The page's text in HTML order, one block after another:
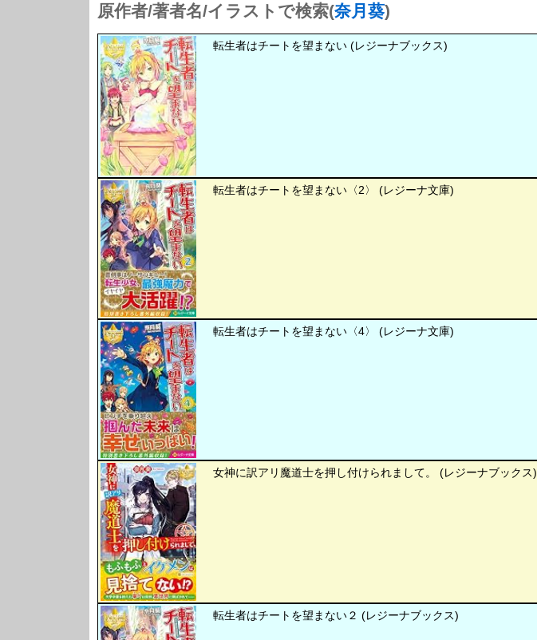
原作者/著者名/イラストで検索(奈月葵)
転生者はチートを望まない (レジーナブックス)
転生者はチートを望まない〈2〉 (レジーナ文庫)
転生者はチートを望まない〈4〉 (レジーナ文庫)
女神に訳アリ魔道士を押し付けられまして。 (レジーナブックス)
転生者はチートを望まない２ (レジーナブックス)